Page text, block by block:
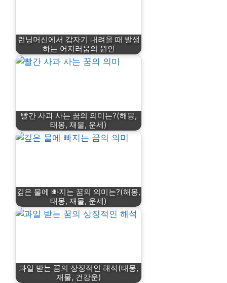
런닝머신에서 갑자기 내려올 때 발생
하는 어지러움의 원인
빨간 사과 사는 꿈의 의미는?(해몽,
태몽, 재물, 운세)
깊은 물에 빠지는 꿈의 의미는?(해몽,
태몽, 재물, 운세)
과일 받는 꿈의 상징적인 해석(태몽,
재물, 건강운)